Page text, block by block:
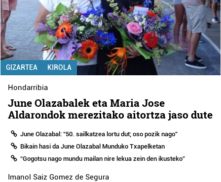
GIZARTEA KIROLA
Hondarribia
June Olazabalek eta Maria Jose
Aldarondok merezitako aitortza jaso dute
June Olazabal: “50. sailkatzea lortu dut; oso pozik nago”
Bikain hasi da June Olazabal Munduko Txapelketan
“Gogotsu nago mundu mailan nire lekua zein den ikusteko”
Imanol Saiz Gomez de Segura